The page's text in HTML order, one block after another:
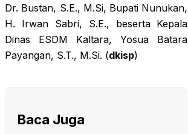
Dr. Bustan, S.E., M.Si, Bupati Nunukan,
H. Irwan Sabri, S.E., beserta Kepala
Dinas ESDM Kaltara, Yosua Batara
Payangan, S.T., M.Si. (dkisp)
Baca Juga